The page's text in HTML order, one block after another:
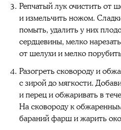
Репчатый лук очистить от
и измельчить ножом.
помыть, удалить у них
сердцевины, мелко
от шелухи и мелко
Разогреть сковороду и
с зирой до мягкости.
и перец и обжаривать в
На сковороду к
бараний фарш и жарить